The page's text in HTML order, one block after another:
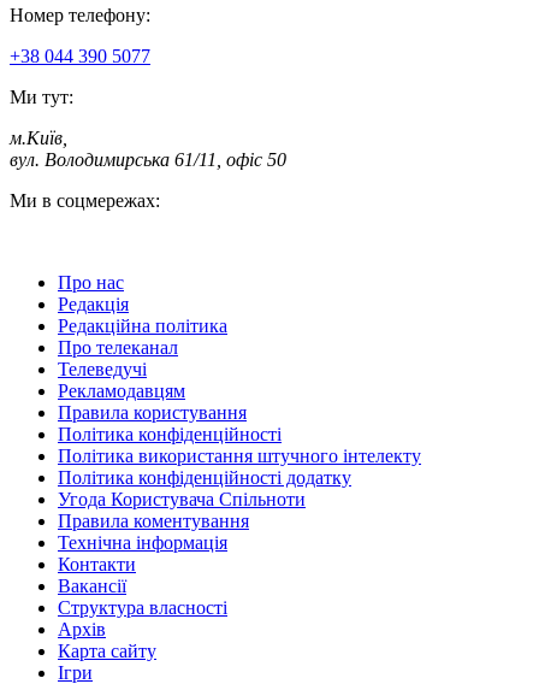
Номер телефону:
+38 044 390 5077
Ми тут:
м.Київ
вул. Володимирська 61/11, офіс 50
Ми в соцмережах:
Про нас
Редакція
Редакційна політика
Про телеканал
Телеведучі
Рекламодавцям
Правила користування
Політика конфіденційності
Політика використання штучного інтелекту
Політика конфіденційності додатку
Угода Користувача Спільноти
Правила коментування
Технічна інформація
Контакти
Вакансії
Структура власності
Архів
Карта сайту
Ігри